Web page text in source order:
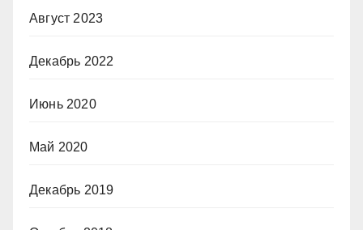
Август 2023
Декабрь 2022
Июнь 2020
Май 2020
Декабрь 2019